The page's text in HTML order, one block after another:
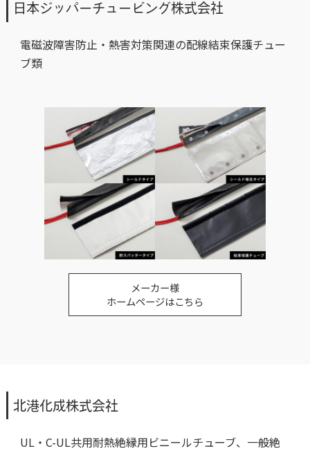
日本ジッパーチュービング株式会社
電磁波障害防止・熱害対策関連の配線結束保護チュー
ブ類
メーカー様
ホームページはこちら
北港化成株式会社
UL・C-UL共用耐熱絶縁用ビニールチューブ、一般絶